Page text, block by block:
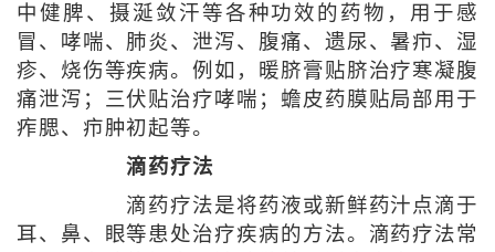
中健脾、摄涎敛汗等各种功效的药物，用于感
冒、哮喘、肺炎、泄泻、腹痛、遗尿、暑疖、湿
疹、烧伤等疾病。例如，暖脐膏贴脐治疗寒凝腹
痛泄泻；三伏贴治疗哮喘；蟾皮药膜贴局部用于
痄腮、疖肿初起等。
滴药疗法
滴药疗法是将药液或新鲜药汁点滴于
耳、鼻、眼等患处治疗疾病的方法。滴药疗法常